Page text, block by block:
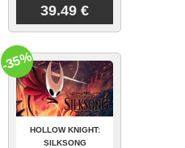
39.49 €
HOLLOW KNIGHT:
SILKSONG
-35%